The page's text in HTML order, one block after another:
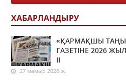
ХАБАРЛАНДЫРУ
«ҚАРМАҚШЫ
ГАЗЕТІНЕ 2026
ІI
27 мамыр 2026 ж.